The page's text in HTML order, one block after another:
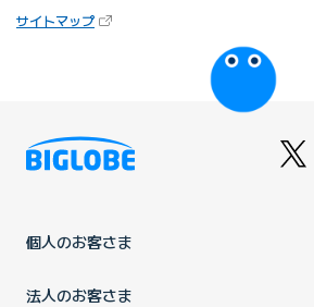
サイトマップ（新しいタブで開きます）
びっぷるのページ
個人のお客さま
法人のお客さま